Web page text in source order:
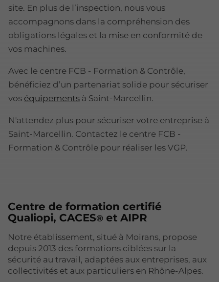
site. En plus de l’inspection, nous vous
accompagnons dans la compréhension des
obligations légales et la mise en conformité de
vos machines.
Avec le centre FCB - Formation & Contrôle,
bénéficiez d’un partenariat solide pour sécuriser
vos équipements à Saint-Marcellin.
N'attendez plus pour sécuriser votre entreprise à
Saint-Marcellin. Contactez le centre FCB -
Formation & Contrôle pour réaliser les VGP.
Centre de formation certifié
Qualiopi, CACES® et AIPR
Notre établissement, situé à Moirans, propose
depuis 2013 des formations ciblées sur la
sécurité au travail, adaptées aux entreprises, aux
collectivités et aux particuliers en Rhône-Alpes.